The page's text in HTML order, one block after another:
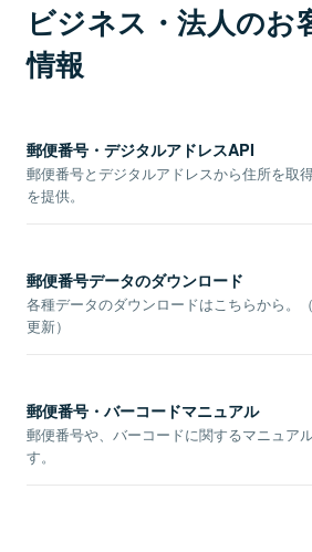
ビジネス・法人のお
情報
郵便番号・デジタルアドレスAPI
郵便番号とデジタルアドレスから住所を取
を提供。
郵便番号データのダウンロード
各種データのダウンロードはこちらから。
更新）
郵便番号・バーコードマニュアル
郵便番号や、バーコードに関するマニュア
す。